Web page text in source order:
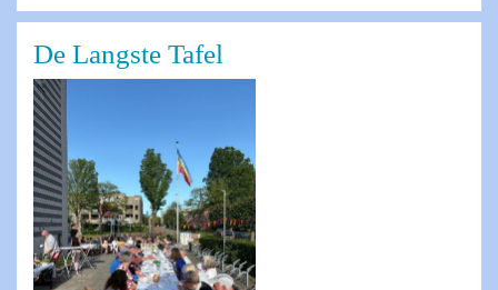
De Langste Tafel